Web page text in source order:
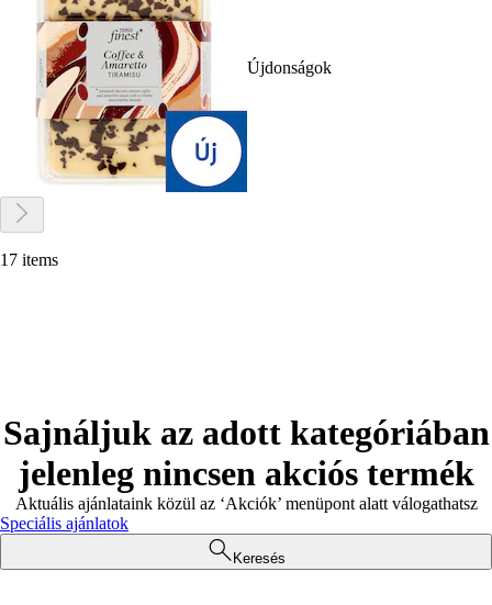
Újdonságok
17 items
Sajnáljuk az adott kategóriában
jelenleg nincsen akciós termék
Aktuális ajánlataink közül az ‘Akciók’ menüpont alatt válogathatsz
Speciális ajánlatok
Keresés